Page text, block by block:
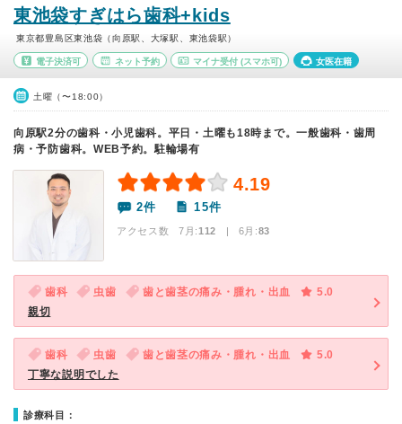
東池袋すぎはら歯科+kids
東京都豊島区東池袋（向原駅、大塚駅、東池袋駅）
電子決済可 ネット予約 マイナ受付 (スマホ可) 女医在籍
土曜（〜18:00）
向原駅2分の歯科・小児歯科。平日・土曜も18時まで。一般歯科・歯周
病・予防歯科。WEB予約。駐輪場有
4.19
2件 15件
アクセス数 7月:112 | 6月:83
歯科 虫歯 歯と歯茎の痛み・腫れ・出血
5.0
親切
歯科 虫歯 歯と歯茎の痛み・腫れ・出血
5.0
丁寧な説明でした
診療科目：